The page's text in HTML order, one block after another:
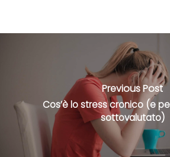
Previous Post
Cos’è lo stress cronico (e
sottovalutato)